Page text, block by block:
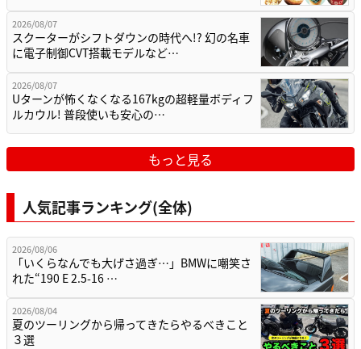
2026/08/07
スクーターがシフトダウンの時代へ!? 幻の名車
に電子制御CVT搭載モデルなど…
2026/08/07
Uターンが怖くなくなる167kgの超軽量ボディフ
ルカウル! 普段使いも安心の…
もっと見る
人気記事ランキング(全体)
2026/08/06
「いくらなんでも大げさ過ぎ…」BMWに嘲笑さ
れた“190 E 2.5-16 …
2026/08/04
夏のツーリングから帰ってきたらやるべきこと
３選